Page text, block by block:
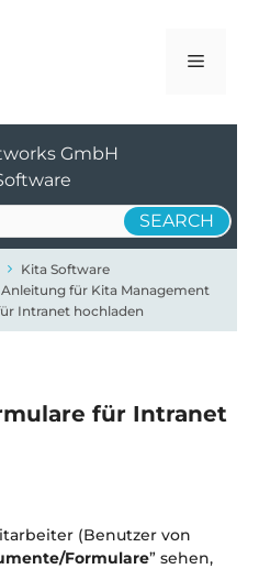
Menü
GmbH
Kita Software
Anleitung für Kita Management
Intranet hochladen
für Intranet
(Benutzer von
Formulare” sehen,